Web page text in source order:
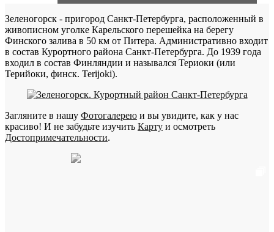
Зеленогорск - пригород Санкт-Петербурга, расположенный в
живописном уголке Карельского перешейка на берегу
Финского залива в 50 км от Питера. Административно входит
в состав Курортного района Санкт-Петербурга. До 1939 года
входил в состав Финляндии и назывался Териоки (или
Терийоки, финск. Terijoki).
Загляните в нашу Фотогалерею и вы увидите, как у нас
красиво! И не забудьте изучить Карту и осмотреть
Достопримечательности.